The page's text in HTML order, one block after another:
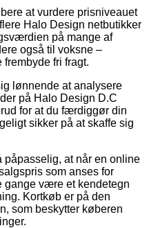
at vurdere prisniveauet
Halo Design netbutikker
på mange af
også til voksne –
fri fragt.
lønnende at analysere
på Halo Design D.C
for at du færdiggør din
sikker på at skaffe sig
at når en online
som anses for
gange være et kendetegn
Kortkøb er på den
som beskytter køberen